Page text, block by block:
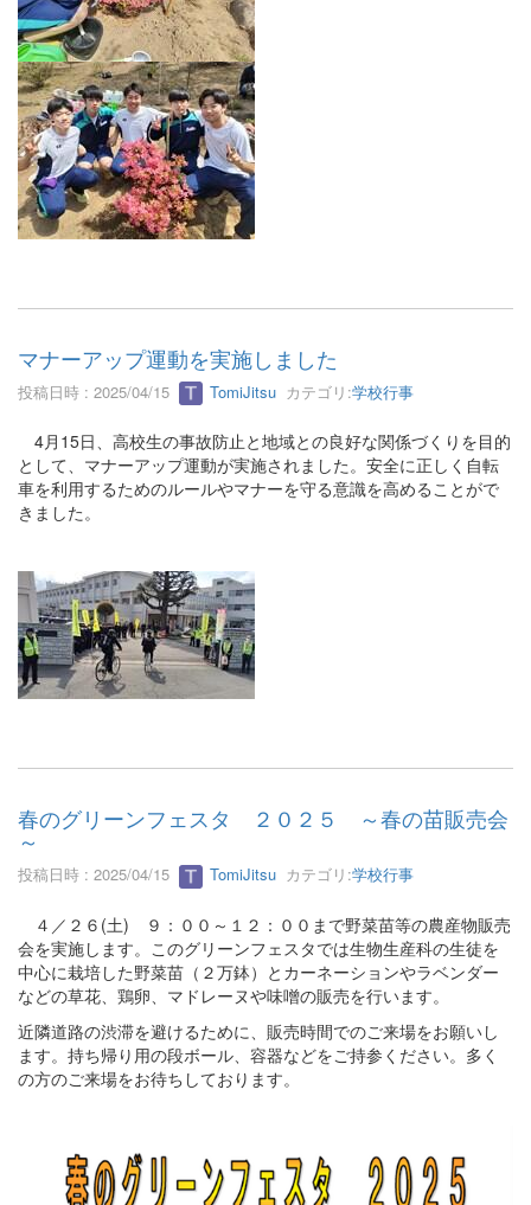
マナーアップ運動を実施しました
投稿日時 : 2025/04/15 TomiJitsu カテゴリ:学校行事
4月15日、高校生の事故防止と地域との良好な関係づくりを目的
として、マナーアップ運動が実施されました。安全に正しく自転
車を利用するためのルールやマナーを守る意識を高めることがで
きました。
春のグリーンフェスタ ２０２５ ～春の苗販売会
～
投稿日時 : 2025/04/15 TomiJitsu カテゴリ:学校行事
４／２６(土) ９：００～１２：００まで野菜苗等の農産物販売
会を実施します。このグリーンフェスタでは生物生産科の生徒を
中心に栽培した野菜苗（２万鉢）とカーネーションやラベンダー
などの草花、鶏卵、マドレーヌや味噌の販売を行います。
近隣道路の渋滞を避けるために、販売時間でのご来場をお願いし
ます。持ち帰り用の段ボール、容器などをご持参ください。多く
の方のご来場をお待ちしております。